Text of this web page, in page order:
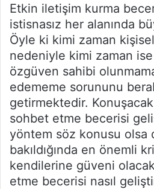
Etkin iletişim kurma
istisnasız her alanında
Öyle ki kimi zaman
nedeniyle kimi zaman
özgüven sahibi
edememe sorununu
getirmektedir.
sohbet etme becerisi
yöntem söz konusu olsa
bakıldığında en önemli
kendilerine güveni
etme becerisi nasıl